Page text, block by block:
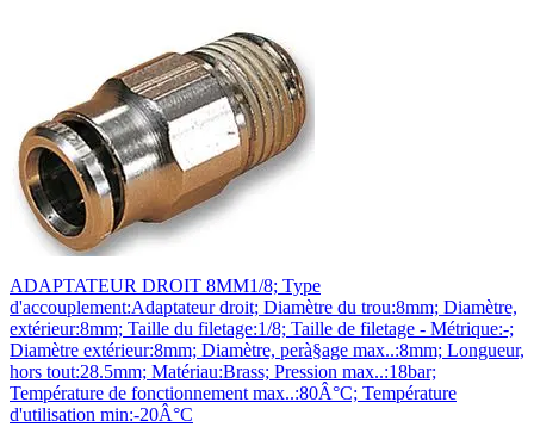
ADAPTATEUR DROIT 8MM1/8; Type
d'accouplement:Adaptateur droit; Diamètre du trou:8mm; Diamètre,
extérieur:8mm; Taille du filetage:1/8; Taille de filetage - Métrique:-;
Diamètre extérieur:8mm; Diamètre, perà§age max..:8mm; Longueur,
hors tout:28.5mm; Matériau:Brass; Pression max..:18bar;
Température de fonctionnement max..:80Â°C; Température
d'utilisation min:-20Â°C